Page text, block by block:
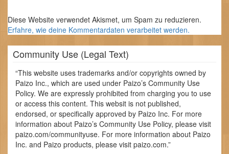
Diese Website verwendet Akismet, um Spam zu reduzieren.
Erfahre, wie deine Kommentardaten verarbeitet werden.
Community Use (Legal Text)
“This website uses trademarks and/or copyrights owned by
Paizo Inc., which are used under Paizo’s Community Use
Policy. We are expressly prohibited from charging you to use
or access this content. This websit is not published,
endorsed, or specifically approved by Paizo Inc. For more
information about Paizo’s Community Use Policy, please visit
paizo.com/communityuse. For more information about Paizo
Inc. and Paizo products, please visit paizo.com.”